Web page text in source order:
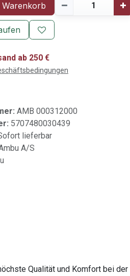
Warenkorb
ab 250 €
AMB 000312000
5707480030439
lieferbar
A/S
Qualität und Komfort bei der